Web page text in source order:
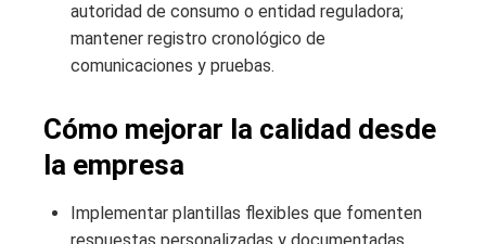
autoridad de consumo o entidad reguladora;
mantener registro cronológico de
comunicaciones y pruebas.
Cómo mejorar la calidad desde
la empresa
Implementar plantillas flexibles que fomenten